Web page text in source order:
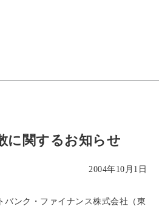
に関するお知らせ
2004年10月1日
バンク・ファイナンス株式会社（東